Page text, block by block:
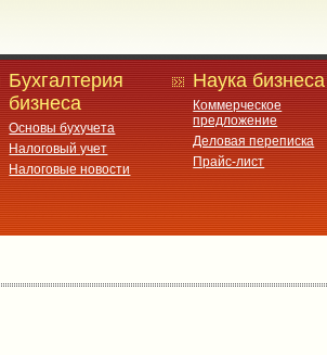
Бухгалтерия
бизнеса
Основы бухучета
Налоговый учет
Налоговые новости
Наука бизнеса
Коммерческое
предложение
Деловая переписка
Прайс-лист